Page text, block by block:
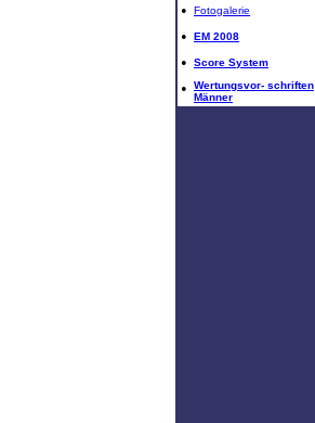
• Fotogalerie
• EM 2008
• Score System
•
Wertungsvor- schriften
Männer